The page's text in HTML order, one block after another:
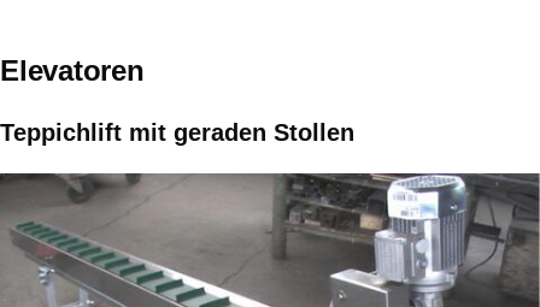
Elevatoren
Teppichlift mit geraden Stollen
Bild